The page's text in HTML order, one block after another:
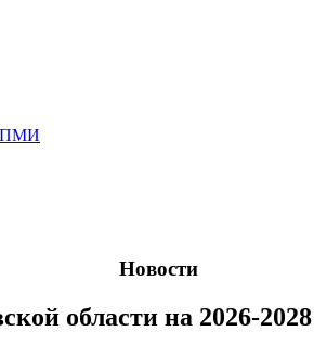
Новости
области на 2026-